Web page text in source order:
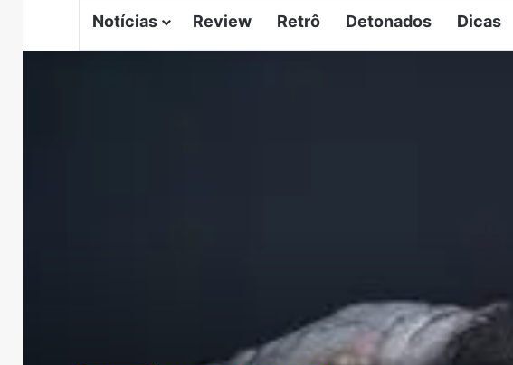
Notícias Review Retrô Detonados Dicas